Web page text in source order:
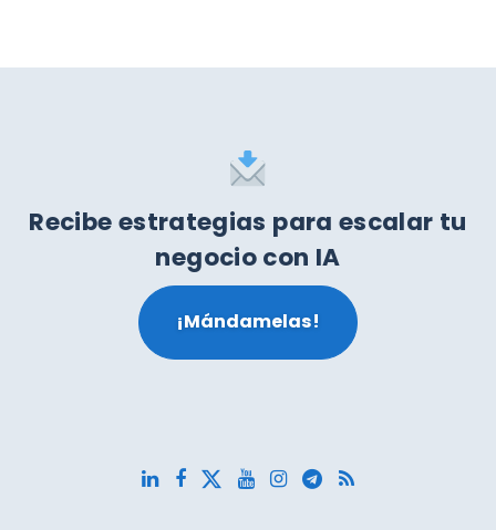
Recibe estrategias para escalar tu
negocio con IA
¡Mándamelas!